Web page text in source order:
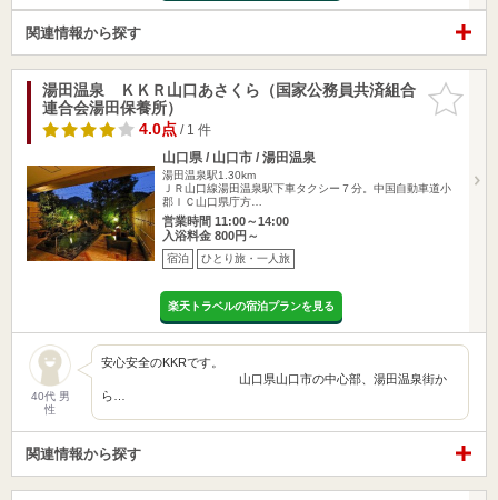
関連情報から探す
お気に入
りに追加
湯田温泉 ＫＫＲ山口あさくら（国家公務員共済組合
連合会湯田保養所）
4.0点/ 1 件
山口県 / 山口市 / 湯田温泉
湯田温泉駅1.30km
ＪＲ山口線湯田温泉駅下車タクシー７分。中国自動車道小
郡ＩＣ山口県庁方…
営業時間 11:00～14:00
入浴料金 800円～
宿泊 ひとり旅・一人旅
楽天トラベルの宿泊プランを見る
40代 男
性
安心安全のKKRです。
山口県山口市の中心部、湯田温泉街か
ら…
関連情報から探す